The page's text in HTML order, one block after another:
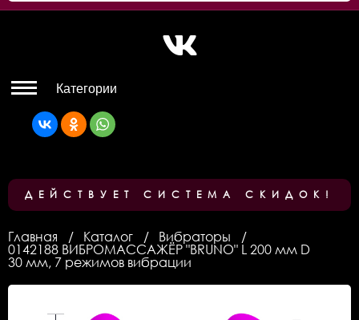
Категории
ДЕЙСТВУЕТ СИСТЕМА СКИДОК!
Главная Каталог
Вибраторы
0142188 ВИБРОМАССАЖЁР "BRUNO" L 200 мм D
30 мм, 7 режимов вибрации